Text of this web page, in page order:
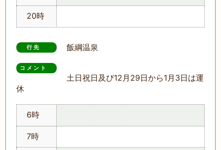
20時
行先 飯綱温泉
コメント
土日祝日及び12月29日から1月3日は運
休
6時
7時